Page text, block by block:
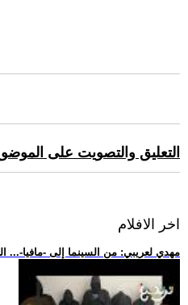
التعليق والتصويت على
اخر الافلام
.. مهدي لعريبي: من السينما إلى -مافيا-...